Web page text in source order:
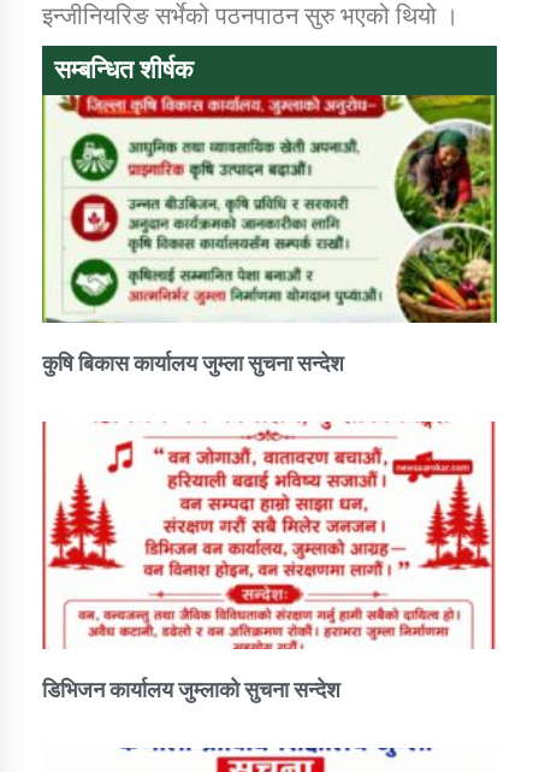
तातोपानी गाउँपालिका जुम्लाको सूचना
इन्जीनियरिङ सर्भेको पठनपाठन सुरु भएको थियो ।
सम्बन्धित शीर्षक
कुषि बिकास कार्यालय जुम्ला सुचना सन्देश
डिभिजन कार्यालय जुम्लाको सुचना सन्देश